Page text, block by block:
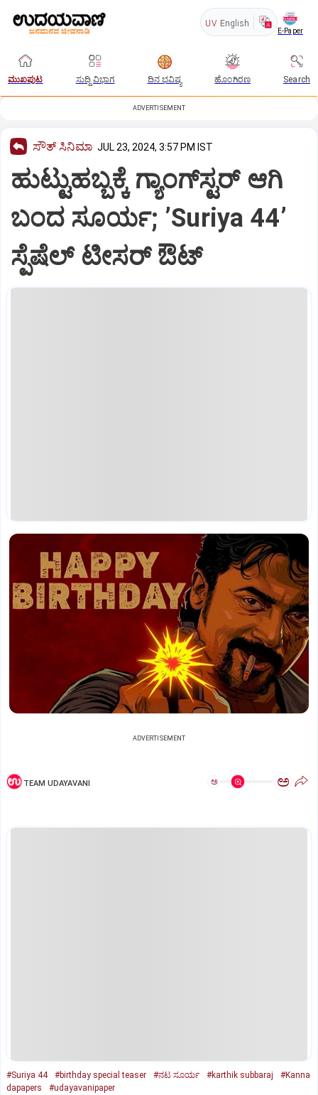
UV English
E-Paper
ಮುಖಪುಟ ಸುದ್ದಿ ವಿಭಾಗ ದಿನ ಭವಿಷ್ಯ ಹೊಂಗಿರಣ Search
ADVERTISEMENT
ಸೌತ್‌ ಸಿನಿಮಾ JUL 23, 2024, 3:57 PM IST
ಹುಟ್ಟುಹಬ್ಬಕ್ಕೆ ಗ್ಯಾಂಗ್‌ಸ್ಟರ್‌ ಆಗಿ
ಬಂದ ಸೂರ್ಯ; ʼSuriya 44ʼ
ಸ್ಪೆಷೆಲ್‌ ಟೀಸರ್‌ ಔಟ್
ADVERTISEMENT
TEAM UDAYAVANI ಅ ಅ
#Suriya 44 #birthday special teaser #ನಟ ಸೂರ್ಯ #karthik subbaraj
#Kanna
dapapers
#udayavanipaper